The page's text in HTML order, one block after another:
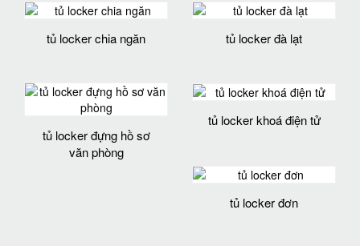
tủ locker chia ngăn tủ locker đà lạt
tủ locker đựng hồ sơ
văn phòng
tủ locker khoá điện tử
tủ locker đơn